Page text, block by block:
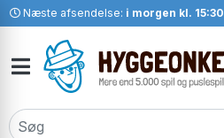
Næste afsendelse: i morgen kl. 15:30